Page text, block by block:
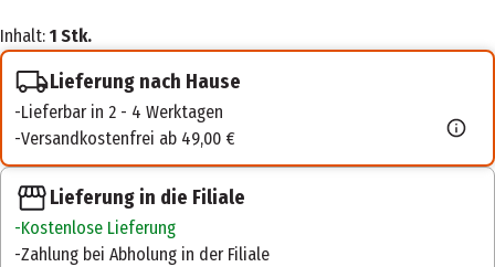
Inhalt: 1 Stk.
Lieferung nach Hause
Lieferbar in 2 - 4 Werktagen
Versandkostenfrei ab 49,00 €
Lieferung in die Filiale
Kostenlose Lieferung
Zahlung bei Abholung in der Filiale